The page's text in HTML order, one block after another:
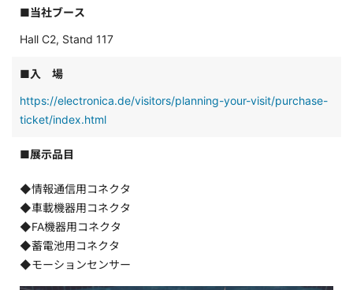
■当社ブース
Hall C2, Stand 117
■入 場
https://electronica.de/visitors/planning-your-visit/purchase-
ticket/index.html
■展示品目
◆情報通信用コネクタ
◆車載機器用コネクタ
◆FA機器用コネクタ
◆蓄電池用コネクタ
◆モーションセンサー